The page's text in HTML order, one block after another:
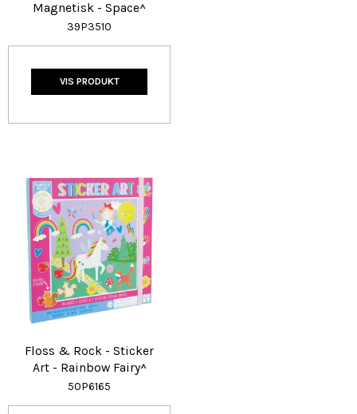
Magnetisk - Space^
39P3510
VIS PRODUKT
Floss & Rock - Sticker
Art - Rainbow Fairy^
50P6165